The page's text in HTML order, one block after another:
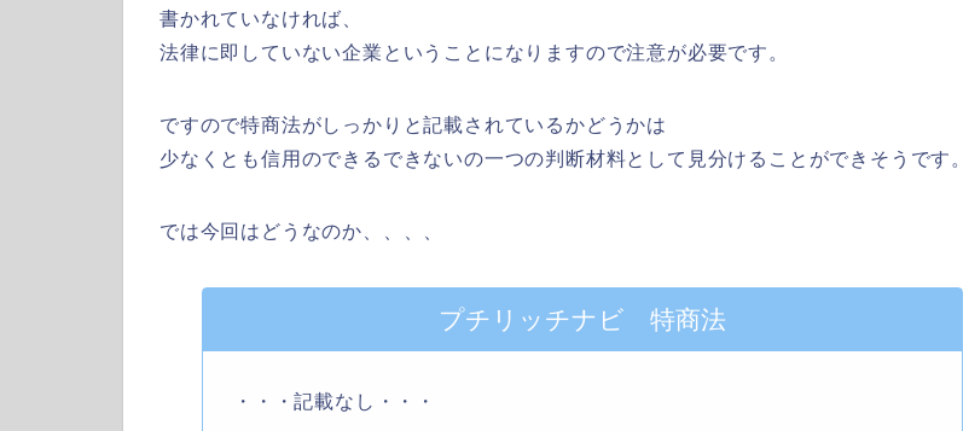
書かれていなければ、
法律に即していない企業ということになりますので注意が必要です。
ですので特商法がしっかりと記載されているかどうかは
少なくとも信用のできるできないの一つの判断材料として見分けることができそうです。
では今回はどうなのか、、、、
プチリッチナビ 特商法
・・・記載なし・・・